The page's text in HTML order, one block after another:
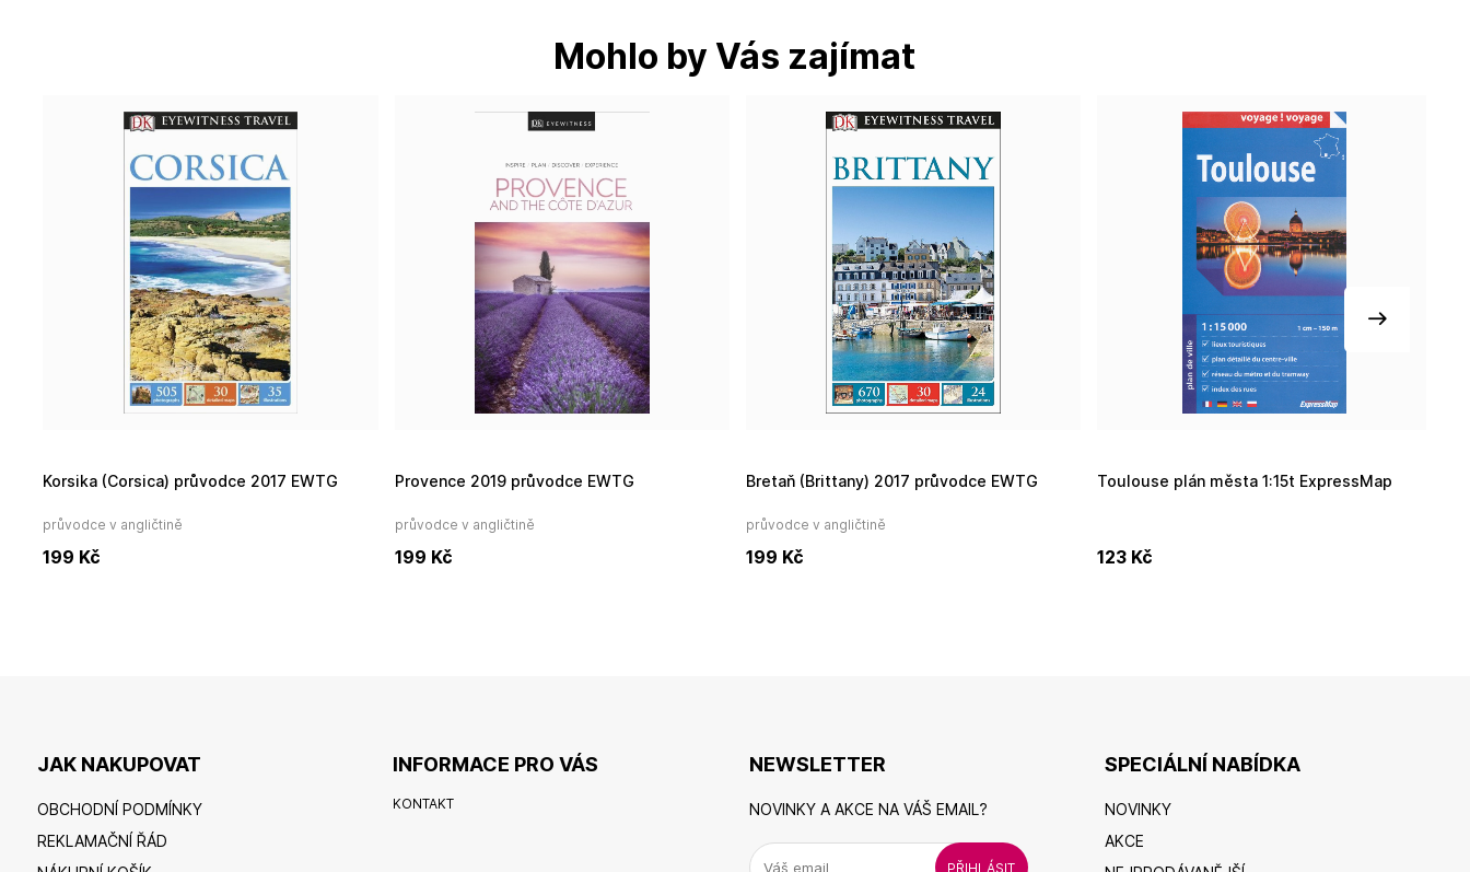
Mohlo by Vás zajímat
Korsika (Corsica) průvodce 2017 EWTG
průvodce v angličtině
199 Kč
Provence 2019 průvodce EWTG
průvodce v angličtině
199 Kč
Bretaň (Brittany) 2017 průvodce EWTG
průvodce v angličtině
199 Kč
Toulouse plán města 1:15t ExpressMap
123 Kč
JAK NAKUPOVAT
OBCHODNÍ PODMÍNKY
REKLAMAČNÍ ŘÁD
INFORMACE PRO VÁS
KONTAKT
NEWSLETTER
NOVINKY A AKCE NA VÁŠ EMAIL?
SPECIÁLNÍ NABÍDKA
NOVINKY
AKCE